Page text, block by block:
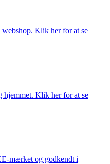
webshop. Klik her for at se
hjemmet. Klik her for at se
mærket og godkendt i